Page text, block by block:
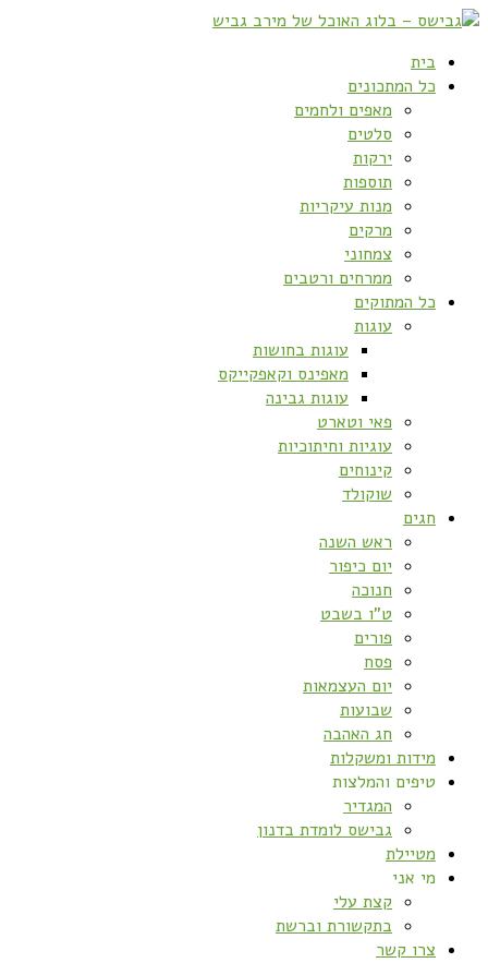
בית
כל המתכונים
מאפים ולחמים
סלטים
ירקות
תוספות
מנות עיקריות
מרקים
צמחוני
ממרחים ורטבים
כל המתוקים
עוגות
עוגות בחושות
מאפינס וקאפקייקס
עוגות גבינה
פאי וטארט
עוגיות וחיתוכיות
קינוחים
שוקולד
חגים
ראש השנה
יום כיפור
חנוכה
ט”ו בשבט
פורים
פסח
יום העצמאות
שבועות
חג האהבה
מידות ומשקלות
טיפים והמלצות
המגדיר
גבישס לומדת בדנון
מטיילת
מי אני
קצת עלי
בתקשורת וברשת
צרו קשר